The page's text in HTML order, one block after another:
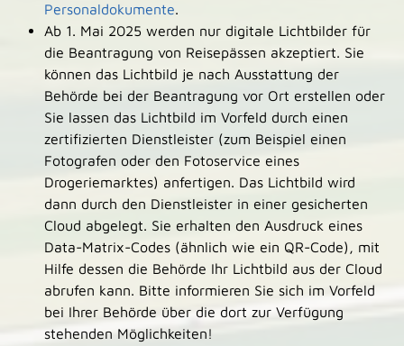
Personaldokumente.
Ab 1. Mai 2025 werden nur digitale Lichtbilder für
die Beantragung von Reisepässen akzeptiert. Sie
können das Lichtbild je nach Ausstattung der
Behörde bei der Beantragung vor Ort erstellen oder
Sie lassen das Lichtbild im Vorfeld durch einen
zertifizierten Dienstleister (zum Beispiel einen
Fotografen oder den Fotoservice eines
Drogeriemarktes) anfertigen. Das Lichtbild wird
dann durch den Dienstleister in einer gesicherten
Cloud abgelegt. Sie erhalten den Ausdruck eines
Data-Matrix-Codes (ähnlich wie ein QR-Code), mit
Hilfe dessen die Behörde Ihr Lichtbild aus der Cloud
abrufen kann. Bitte informieren Sie sich im Vorfeld
bei Ihrer Behörde über die dort zur Verfügung
stehenden Möglichkeiten!